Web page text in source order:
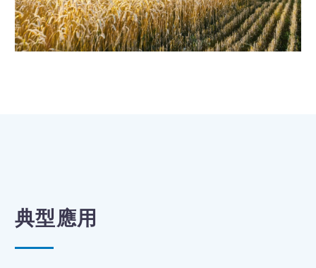
切規格。
典型應用